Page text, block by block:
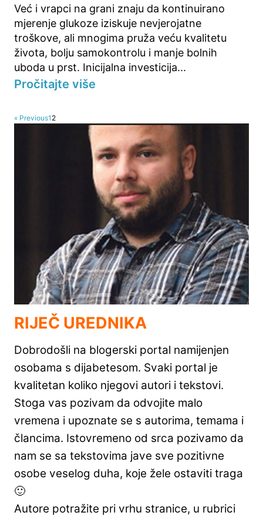
Već i vrapci na grani znaju da kontinuirano
mjerenje glukoze iziskuje nevjerojatne
troškove, ali mnogima pruža veću kvalitetu
života, bolju samokontrolu i manje bolnih
uboda u prst. Inicijalna investicija...
Pročitajte više
« Previous1 2
RIJEČ UREDNIKA
Dobrodošli na blogerski portal namijenjen
osobama s dijabetesom. Svaki portal je
kvalitetan koliko njegovi autori i tekstovi.
Stoga vas pozivam da odvojite malo
vremena i upoznate se s autorima, temama i
člancima. Istovremeno od srca pozivamo da
nam se sa tekstovima jave sve pozitivne
osobe veselog duha, koje žele ostaviti traga
🙂
Autore potražite pri vrhu stranice, u rubrici